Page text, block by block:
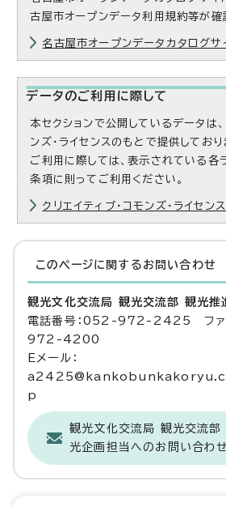
古屋市オープンデータ利用規約等が確
名古屋市オープンデータカタログサ
データのご利用に際して
本セクションで公開しているデータは、
ンズ・ライセンスのもとで提供してお
ご利用に際しては、表示されている各
条項に則ってご利用ください。
クリエイティブ・コモンズ・ライセン
このページに関する お問い合わせ
観光文化交流局 観光交流部 観光推
電話番号：052-972-2425 ファ
972-4200
Eメール：
p
観光文化交流局 観光交流
光企画担当へのお問い合わせ